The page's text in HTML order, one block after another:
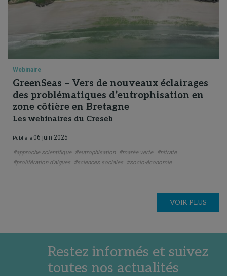
Webinaire
GreenSeas – Vers de nouveaux éclairages
des problématiques d’eutrophisation en
zone côtière en Bretagne
Les webinaires du Creseb
Publié le 06 juin 2025
#approche scientifique #eutrophisation #marée verte
#nitrate
#prolifération d'algues
#sciences sociales #socio-économie
VOIR PLUS
Restez informés et suivez
toutes nos actualités